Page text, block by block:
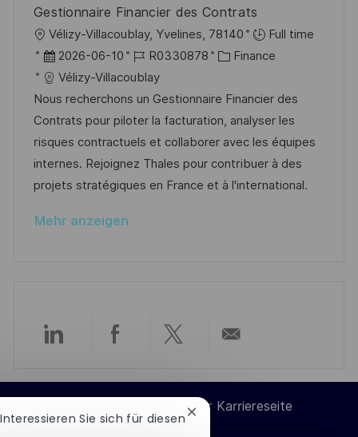
h
u
n
g
e
r
ö
f
f
e
n
t
l
i
g
Gestionnaire Financier des Contrats
O
r
t
Vélizy-Villacoublay, Yvelines, 78140
Full time
D
a
t
u
m
d
e
V
f
n
t
l
2026-06-10
J
o
b
-
I
D
R0330878
K
t
e
g
o
r
Finance
Vélizy-Villacoublay
Nous recherchons un Gestionnaire Financier des
Contrats pour piloter la facturation, analyser les
risques contractuels et collaborer avec les équipes
internes. Rejoignez Thales pour contribuer à des
projets stratégiques en France et à l'international.
Mehr anzeigen
Über
LinkedIn
teilen
Über
Facebook
teilen
Über
Twitter
teilen
E-
Mail
Cookie-Einstellungen der Karriereseite
Sie sich für diesen Chatbot-
Benachrichtigung